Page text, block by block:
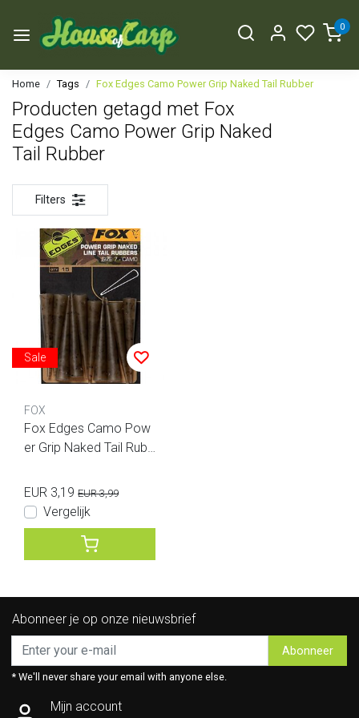
0
Home Tags Fox Edges Camo Power Grip Naked Tail Rubber
Producten getagd met Fox
Edges Camo Power Grip Naked
Tail Rubber
Filters
Sale
FOX
Fox Edges Camo Pow
er Grip Naked Tail Rubb
EUR 3,19 EUR 3,99
Vergelijk
Abonneer je op onze nieuwsbrief
Abonneer
* We'll never share your email with anyone else.
Mijn account